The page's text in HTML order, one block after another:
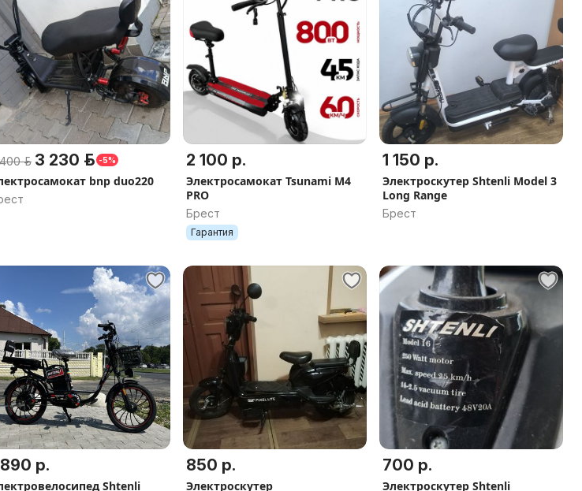
р. 3 230 р. -5%
bnp duo220
2 100 р.
Электросамокат Tsunami M4
PRO
Брест
Гарантия
1 150 р.
Электроскутер Shtenli Model 3
Long Range
Брест
890 р.
Shtenli
850 р.
Электроскутер
700 р.
Электроскутер Shtenli